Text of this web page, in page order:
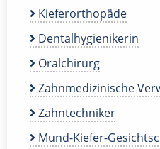
Kieferorthopäde
Dentalhygienikerin
Oralchirurg
Zahnmedizinische
Zahntechniker
Mund-Kiefer-